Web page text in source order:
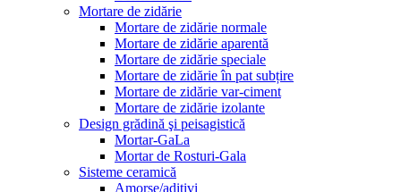
Mortare de zidărie
Mortare de zidărie normale
Mortare de zidărie aparentă
Mortare de zidărie speciale
Mortare de zidărie în pat subțire
Mortare de zidărie var-ciment
Mortare de zidărie izolante
Design grădină şi peisagistică
Mortar-GaLa
Mortar de Rosturi-Gala
Sisteme ceramică
Amorse/aditivi